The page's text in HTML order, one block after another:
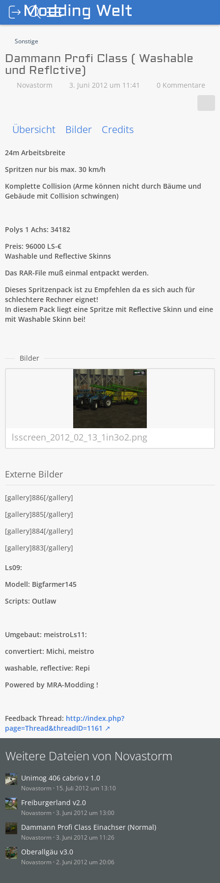
Sonstige
Dammann Profi Class ( Washable
und Reflctive)
Novastorm 3. Juni 2012 um 11:41 0 Kommentare
Übersicht Bilder Credits
24m Arbeitsbreite
Spritzen nur bis max. 30 km/h
Komplette Collision (Arme können nicht durch Bäume und
Gebäude mit Collision schwingen)
Polys 1 Achs: 34182
Preis: 96000 LS-€
Washable und Reflective Skinns
Das RAR-File muß einmal entpackt werden.
Dieses Spritzenpack ist zu Empfehlen da es sich auch für
schlechtere Rechner eignet!
In diesem Pack liegt eine Spritze mit Reflective Skinn und eine
mit Washable Skinn bei!
Bilder
lsscreen_2012_02_13_1in3o2.png
Externe Bilder
[gallery]886[/gallery]
[gallery]885[/gallery]
[gallery]884[/gallery]
[gallery]883[/gallery]
Ls09:
Modell: Bigfarmer145
Scripts: Outlaw
Umgebaut: meistroLs11:
convertiert: Michi, meistro
washable, reflective: Repi
Powered by MRA-Modding !
Feedback Thread: http://index.php?
page=Thread&threadID=1161
Weitere Dateien von Novastorm
Unimog 406 cabrio v 1.0
Novastorm 15. Juli 2012 um 13:10
Freiburgerland v2.0
Novastorm 3. Juni 2012 um 13:00
Dammann Profi Class Einachser (Normal)
Novastorm 3. Juni 2012 um 11:26
Oberallgäu v3.0
Novastorm 2. Juni 2012 um 20:06